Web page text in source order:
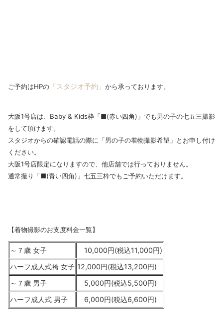
ご予約はHPの 「スタジオ予約」 から承っております。
大阪1号店は、Baby & Kids枠「■(赤い四角)」でも男の子の七五三撮影
をして頂けます。
スタジオからの確認電話の際に「男の子の着物撮影希望」とお申し付け
ください。
大阪1号店限定になりますので、他店舗では行っておりません。
通常撮り「■(青い四角)」七五三枠でもご予約いただけます。
【着物撮影のお支度料金一覧】
～７歳 女子
10,000円(税込11,000円)
ハーフ成人式袴 女子 12,000円(税込13,200円)
～７歳 男子
5,000円(税込5,500円)
ハーフ成人式 男子
6,000円(税込6,600円)